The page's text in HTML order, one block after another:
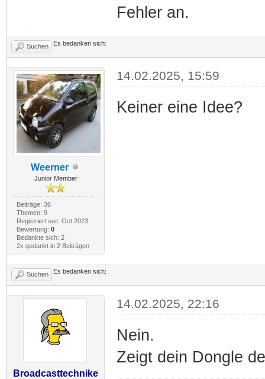
Fehler an.
Suchen Es bedanken sich:
Weerner
Junior Member
Beiträge: 36
Themen: 9
Registriert seit: Oct 2023
Bewertung: 0
Bedankte sich: 2
2x gedankt in 2 Beiträgen
14.02.2025, 15:59
Keiner eine Idee?
Suchen Es bedanken sich:
Broadcasttechnike
14.02.2025, 22:16
Nein.
Zeigt dein Dongle